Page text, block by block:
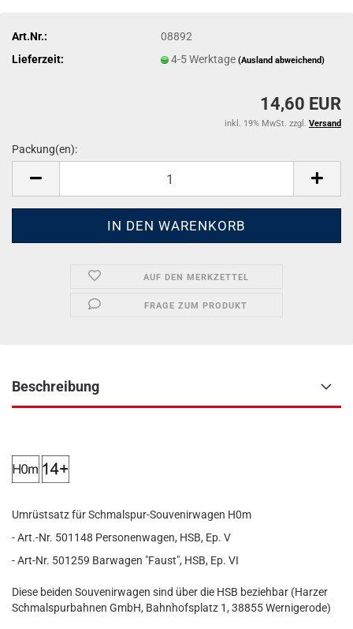
Art.Nr.:
08892
Lieferzeit:
4-5 Werktage(Ausland abweichend)
14,60 EUR
inkl. 19% MwSt. zzgl. Versand
Packung(en):
AUF DEN MERKZETTEL
FRAGE ZUM PRODUKT
Beschreibung
Umrüstsatz für Schmalspur-Souvenirwagen H0m
- Art.-Nr. 501148 Personenwagen, HSB, Ep. V
- Art-Nr. 501259 Barwagen "Faust", HSB, Ep. VI
Diese beiden Souvenirwagen sind über die HSB beziehbar (Harzer
Schmalspurbahnen GmbH, Bahnhofsplatz 1, 38855 Wernigerode)